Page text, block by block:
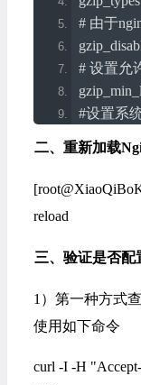
# 由于
# 设置允
#设置系
# 压缩级
#给CDN
二、重新加载
reload
三、验证是否配
1）第一种方式
使用如下命令
curl -I -H